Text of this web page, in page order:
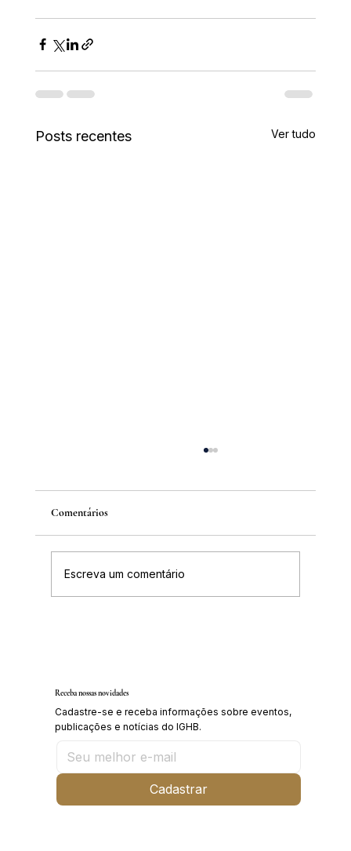
Posts recentes Ver tudo
Comentários
Escreva um comentário
Receba nossas novidades
Cadastre-se e receba informações sobre eventos,
publicações e notícias do IGHB.
Cadastrar